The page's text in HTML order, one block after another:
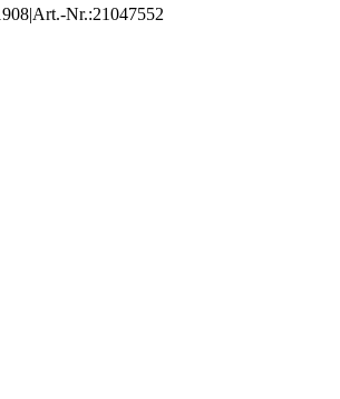
|Art.-Nr.:21047552